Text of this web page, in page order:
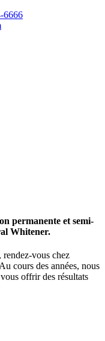
6666
permanente et semi-
Whitener.
, rendez-vous chez
cours des années, nous
offrir des résultats